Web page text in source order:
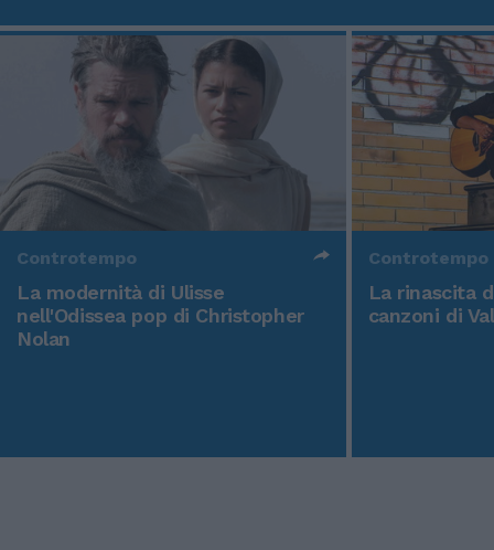
Controtempo
La modernità di Ulisse
nell'Odissea pop di Christopher
Nolan
Controtempo
La rinascita
canzoni di